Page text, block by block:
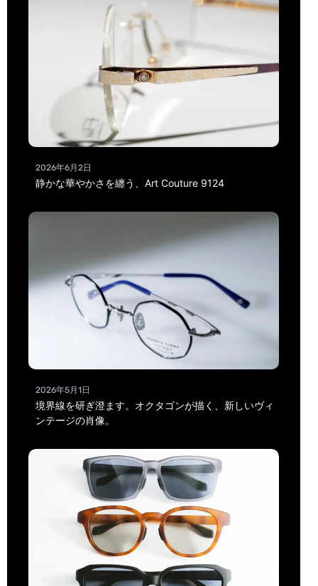
2026年6月2日
静かな華やかさを纏う、Art Couture 9124
2026年5月1日
境界線を研ぎ澄ます。オクタゴンが描く、新しいヴィ
ンテージの肖像。